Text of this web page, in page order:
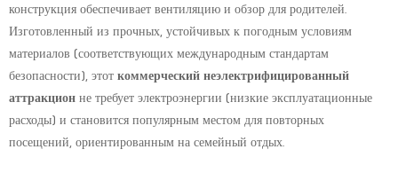
конструкция обеспечивает вентиляцию и обзор для родителей.
Изготовленный из прочных, устойчивых к погодным условиям
материалов (соответствующих международным стандартам
безопасности), этот коммерческий неэлектрифицированный
аттракцион не требует электроэнергии (низкие эксплуатационные
расходы) и становится популярным местом для повторных
посещений, ориентированным на семейный отдых.